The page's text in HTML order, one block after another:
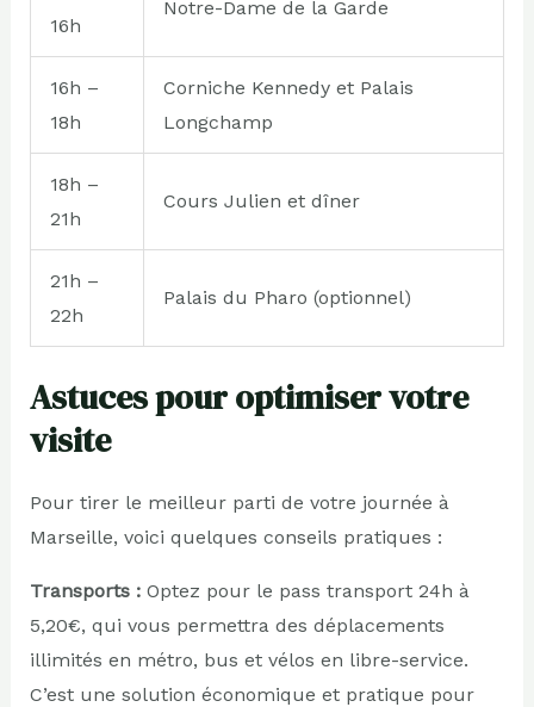
16h
Notre-Dame de la Garde
16h –
18h
Corniche Kennedy et Palais
Longchamp
18h –
21h
Cours Julien et dîner
21h –
22h
Palais du Pharo (optionnel)
Astuces pour optimiser votre
visite
Pour tirer le meilleur parti de votre journée à
Marseille, voici quelques conseils pratiques :
Transports :Optez pour le pass transport 24h à
5,20€, qui vous permettra des déplacements
illimités en métro, bus et vélos en libre-service.
C’est une solution économique et pratique pour